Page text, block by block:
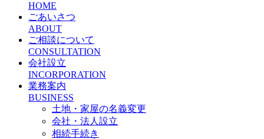
HOME
ごあいさつ
ABOUT
ご相談について
CONSULTATION
会社設立
INCORPORATION
業務案内
BUSINESS
土地・家屋の名義変更
会社・法人設立
相続手続き